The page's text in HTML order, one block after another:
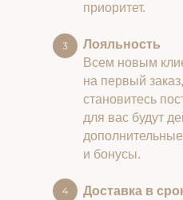
приоритет.
Лояльность
Всем новым
на первый
становитесь
для вас будут
и бонусы.
Доставка в